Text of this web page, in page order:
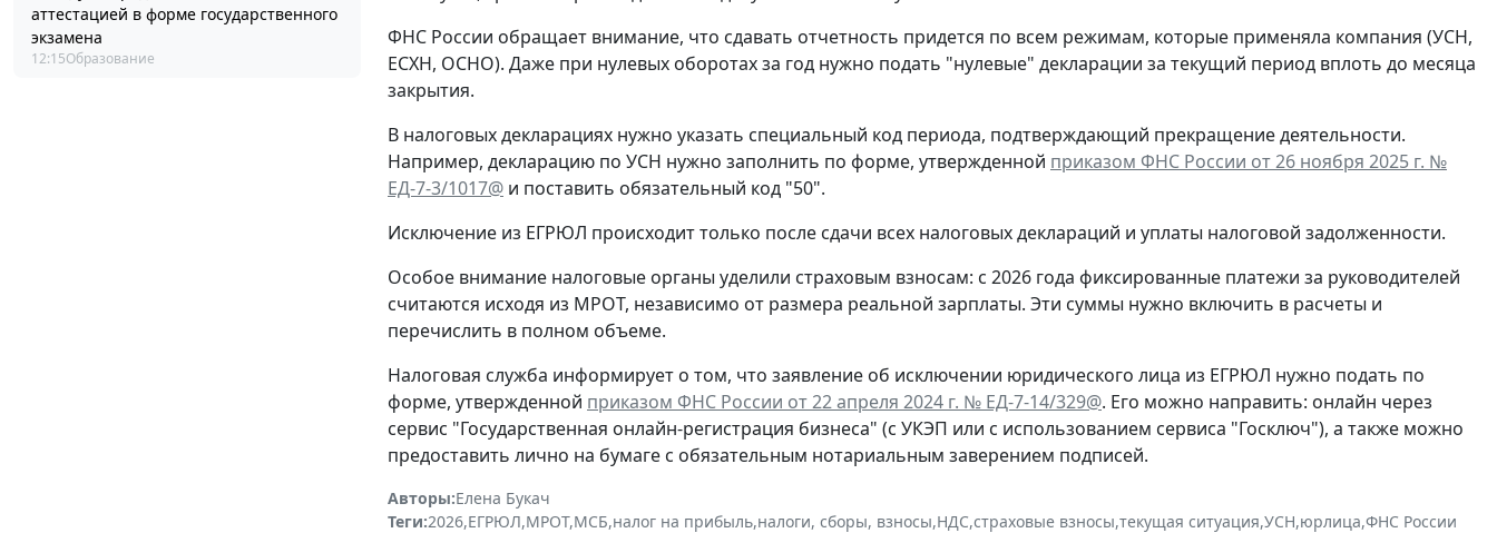
аттестацией в форме государственного
экзамена
12:15Образование
ФНС России обращает внимание, что сдавать отчетность придется по всем режимам, которые применяла компания (УСН,
ЕСХН, ОСНО). Даже при нулевых оборотах за год нужно подать "нулевые" декларации за текущий период вплоть до месяца
закрытия.
В налоговых декларациях нужно указать специальный код периода, подтверждающий прекращение деятельности.
Например, декларацию по УСН нужно заполнить по форме, утвержденной приказом ФНС России от 26 ноября 2025 г. №
ЕД-7-3/1017@ и поставить обязательный код "50".
Исключение из ЕГРЮЛ происходит только после сдачи всех налоговых деклараций и уплаты налоговой задолженности.
Особое внимание налоговые органы уделили страховым взносам: с 2026 года фиксированные платежи за руководителей
считаются исходя из МРОТ, независимо от размера реальной зарплаты. Эти суммы нужно включить в расчеты и
перечислить в полном объеме.
Налоговая служба информирует о том, что заявление об исключении юридического лица из ЕГРЮЛ нужно подать по
форме, утвержденной приказом ФНС России от 22 апреля 2024 г. № ЕД-7-14/329@. Его можно направить: онлайн через
сервис "Государственная онлайн-регистрация бизнеса" (с УКЭП или с использованием сервиса "Госключ"), а также можно
предоставить лично на бумаге с обязательным нотариальным заверением подписей.
Авторы:Елена Букач
Теги:2026,ЕГРЮЛ,МРОТ,МСБ,налог на прибыль,налоги, сборы, взносы,НДС,страховые взносы,текущая ситуация,УСН,юрлица,ФНС России